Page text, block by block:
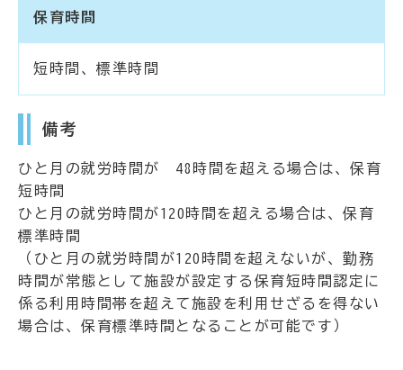
保育時間
短時間、標準時間
備考
ひと月の就労時間が 48時間を超える場合は、保育
短時間
ひと月の就労時間が120時間を超える場合は、保育
標準時間
（ひと月の就労時間が120時間を超えないが、勤務
時間が常態として施設が設定する保育短時間認定に
係る利用時間帯を超えて施設を利用せざるを得ない
場合は、保育標準時間となることが可能です）